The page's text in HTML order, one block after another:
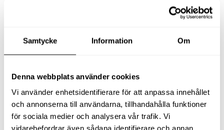
Samtycke Information Om
Denna webbplats använder cookies
Vi använder enhetsidentifierare för att anpassa innehållet
och annonserna till användarna, tillhandahålla funktioner
för sociala medier och analysera vår trafik. Vi
vidarebefordrar även sådana identifierare och annan
Alla produkter
Slangfäste
Textil- & Våtdammsugare
Tillbehör Textil- & våtdammsugare
Adaptrar
Dammsugare